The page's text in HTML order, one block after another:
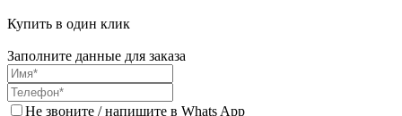
Купить в один клик
Заполните данные для заказа
Не звоните / напишите в Whats App